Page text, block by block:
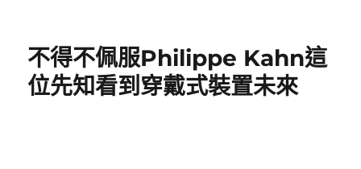
不得不佩服Philippe Kahn這
位先知看到穿戴式裝置未來